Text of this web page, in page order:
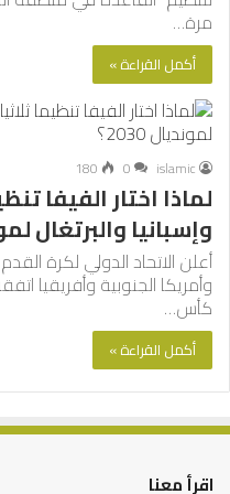
مرة…
أكمل القراءة »
islamic
0
180
لماذا اختار الفيفا
وإسبانيا والبرتغال
أعلن الاتحاد الدولي لكرة القدم
وأمريكا الجنوبية وأفريقيا
كأس…
أكمل القراءة »
اقرأ معنا